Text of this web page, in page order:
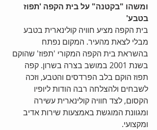
ומשהו "בקטנה" על בית הקפה 'תפוז
בטבע'
בית הקפה מציע חוויה קולינארית בטבע
מבלי לצאת מהעיר. המקום נפתח
בהשראת בית הקפה המקורי 'תפוז' שהוקם
בשנת 2001 במושב בצרה בשרון. קפה
תפוז הוקם בלב הפרדסים והטבע, וזכה
לשבחים ולהצלחה רבה הודות ליופיו
הקסום, לצד חוויה קולינארית עשירה
ומגוונת המוגשת באמצעות שירות אדיב
ומקצועי.